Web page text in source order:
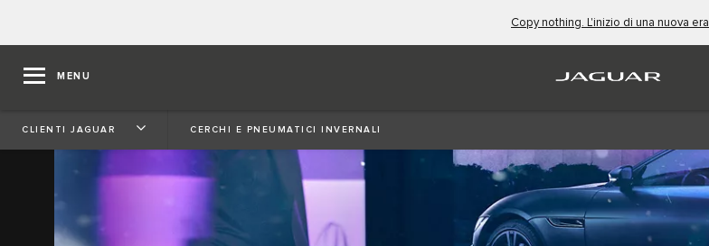
Copy nothing. L'inizio di una nuova era
MENU
CLIENTI JAGUAR CERCHI E PNEUMATICI INVERNALI